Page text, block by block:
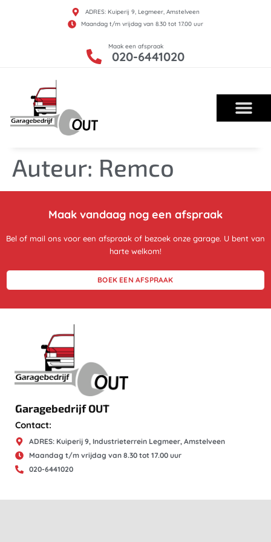
ADRES: Kuiperij 9, Legmeer, Amstelveen
Maandag t/m vrijdag van 8.30 tot 17.00 uur
Maak een afspraak
020-6441020
Auteur: Remco
Maak vandaag nog een afspraak
Bel of mail ons voor een afspraak of bezoek onze garage. U bent van
harte welkom!
BOEK EEN AFSPRAAK
Garagebedrijf OUT
Contact:
ADRES: Kuiperij 9, Industrieterrein Legmeer, Amstelveen
Maandag t/m vrijdag van 8.30 tot 17.00 uur
020-6441020